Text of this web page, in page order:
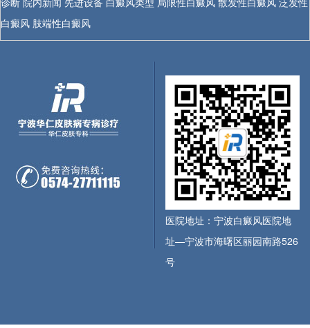
白癜风 肢端性白癜风
医院地址：宁波白癜风医院地
址—宁波市海曙区丽园南路526
号